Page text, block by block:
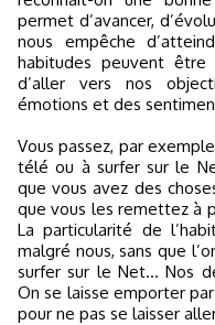
permet d’avancer,
nous empêche
habitudes peuvent être
d’aller vers nos
émotions et des
Vous passez, par
télé ou à surfer sur le
que vous avez des
que vous les remettez à
La particularité de
malgré nous, sans que
surfer sur le Net... Nos
On se laisse emporter
pour ne pas se laisser